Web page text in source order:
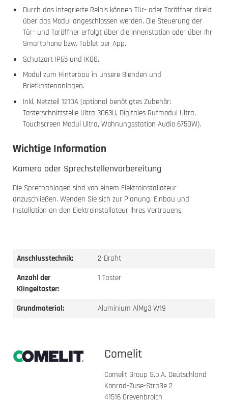
Durch das integrierte Relais können Tür- oder Toröffner direkt
über das Modul angeschlossen werden. Die Steuerung der
Tür- und Toröffner erfolgt über die Innenstation oder über Ihr
Smartphone bzw. Tablet per App.
Schutzart IP65 und IK08.
Modul zum Hinterbau in unsere Blenden und
Briefkastenanlagen.
Inkl. Netzteil 1210A (optional benötigtes Zubehör:
Tasterschnittstelle Ultra 3063U, Digitales Rufmodul Ultra,
Touchscreen Modul Ultra, Wohnungsstation Audio 6750W).
Wichtige Information
Kamera oder Sprechstellenvorbereitung
Die Sprechanlagen sind von einem Elektroinstallateur
anzuschließen. Wenden Sie sich zur Planung, Einbau und
Installation an den Elektroinstallateur Ihres Vertrauens.
Anschlusstechnik:
2-Draht
Anzahl der
Klingeltaster:
1 Taster
Grundmaterial: Aluminium AlMg3 W19
Comelit
Comelit Group S.p.A. Deutschland
Konrad-Zuse-Straße 2
41516 Grevenbroich